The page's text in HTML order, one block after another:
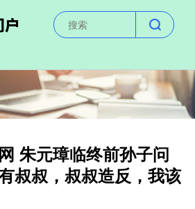
朱元璋临终前孙子问
叔叔，叔叔造反，我该